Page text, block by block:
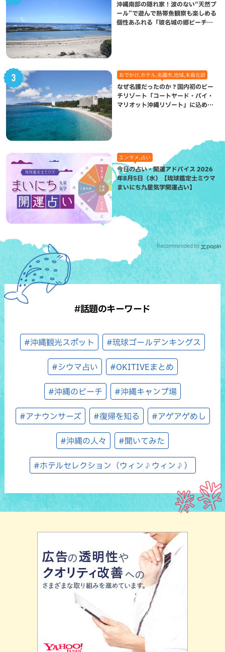
沖縄南部の隠れ家！波のない“天然プ
ール”で遊んで熱帯魚観察も楽しめる
個性あふれる「玻名城の郷ビーチ」
おでかけ,ホテル,名護市,地域,本島北部
なぜ名護だったのか？国内初のビー
チリゾート「コートヤード・バイ・
マリオット沖縄リゾート」に込めら
エンタメ,占い
今日の占い・開運アドバイス 2026
年8月5日（水）【琉球鑑定士ミウマ
まいにち九星気学開運占い】
Recommended by
#話題のキーワード
#沖縄観光スポット #琉球ゴールデンキングス
#シウマ占い #OKITIVEまとめ
#沖縄のビーチ #沖縄キャンプ場
#アナウンサーズ #復帰を知る #アゲアゲめし
#沖縄の人々 #聞いてみた
#ホテルセレクション（ウィン♪ウィン♪）